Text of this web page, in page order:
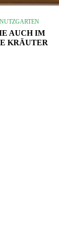
NUTZGARTEN
AUCH IM W